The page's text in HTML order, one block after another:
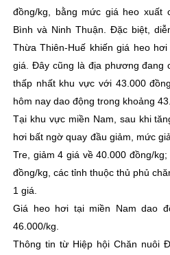
đồng/kg, bằng mức giá heo xuất
Bình và Ninh Thuận. Đặc biệt,
Thừa Thiên-Huế khiến giá heo
giá. Đây cũng là địa phương đang
thấp nhất khu vực với 43.000
hôm nay dao động trong khoảng
Tại khu vực miền Nam, sau khi
hơi bất ngờ quay đầu giảm, mức
Tre, giảm 4 giá về 40.000 đồng/
đồng/kg, các tỉnh thuộc thủ phủ
1 giá.
Giá heo hơi tại miền Nam dao
46.000/kg.
Thông tin từ Hiệp hội Chăn nuôi